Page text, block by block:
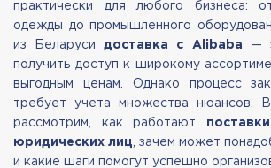
практически для любого бизнеса:
одежды до промышленного
из Беларусидоставка с Alibaba —
получить доступ к широкому
выгодным ценам. Однако процесс
требует учета множества нюансов.
рассмотрим, как работают
юридических лиц , зачем может
и какие шаги помогут успешно